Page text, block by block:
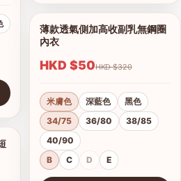
1/17
薄款透氣側加高收副乳無鋼圈
內衣
HKD $50 HKD $320
米膚色 深藍色
黑色
34/75
36/80
38/85
40/90
B
C D E